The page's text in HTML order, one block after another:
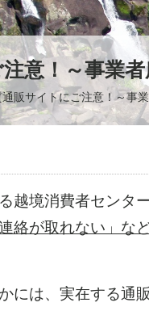
意！～事業
販サイトにご注意！～事
境消費者センター
絡が取れない」な
には、実在する通